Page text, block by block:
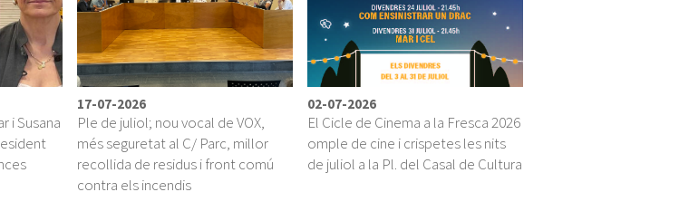
i Susana
17-07-2026
Ple de juliol; nou vocal de VOX,
més seguretat al C/ Parc, millor
recollida de residus i front comú
contra els incendis
02-07-2026
El Cicle de Cinema a la Fresca 2026
omple de cine i crispetes les nits
de juliol a la Pl. del Casal de Cultura